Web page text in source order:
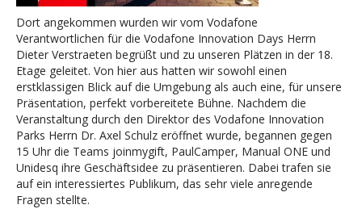
Dort angekommen wurden wir vom Vodafone
Verantwortlichen für die Vodafone Innovation Days Herrn
Dieter Verstraeten begrüßt und zu unseren Plätzen in der 18.
Etage geleitet. Von hier aus hatten wir sowohl einen
erstklassigen Blick auf die Umgebung als auch eine, für unsere
Präsentation, perfekt vorbereitete Bühne. Nachdem die
Veranstaltung durch den Direktor des Vodafone Innovation
Parks Herrn Dr. Axel Schulz eröffnet wurde, begannen gegen
15 Uhr die Teams joinmygift, PaulCamper, Manual ONE und
Unidesq ihre Geschäftsidee zu präsentieren. Dabei trafen sie
auf ein interessiertes Publikum, das sehr viele anregende
Fragen stellte.